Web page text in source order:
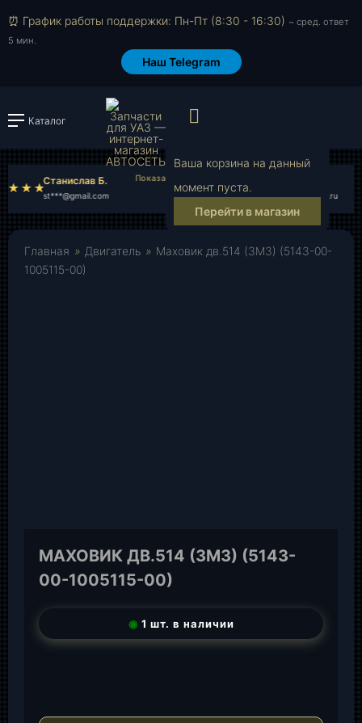
⏰ График работы поддержки: Пн-Пт (8:30 - 16:30) ~ сред. ответ
5 мин.
Наш Telegram
Каталог Войти или
Ваша корзина на данный
момент пуста.
Перейти в магазин
Станислав Б.
st***@gmail.com va***@rambler.ru
Главная » Двигатель » Маховик дв.514 (ЗМЗ) (5143-00-
1005115-00)
МАХОВИК ДВ.514 (ЗМЗ) (5143-
00-1005115-00)
◉ 1 шт. в наличии
ea